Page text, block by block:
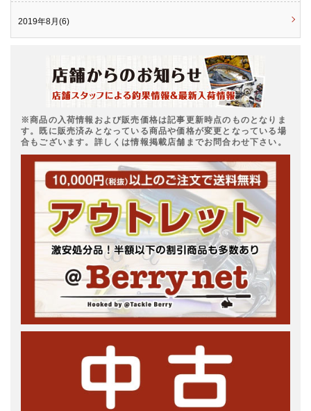
2019年8月(6)
※商品の入荷情報および販売価格は記事更新時点のものとなりま
す。既に販売済みとなっている商品や価格が変更となっている場
合もございます。詳しくは情報掲載店舗までお問合わせ下さい。